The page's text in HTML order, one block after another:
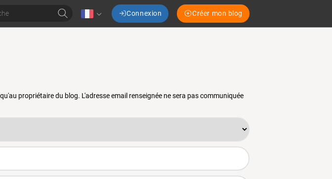
Connexion Créer mon blog
propriétaire du blog. L'adresse email renseignée ne sera pas communiquée